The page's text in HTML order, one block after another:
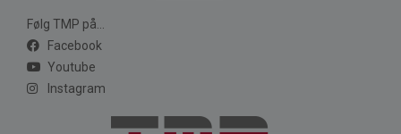
Følg TMP på...
Facebook
Youtube
Instagram